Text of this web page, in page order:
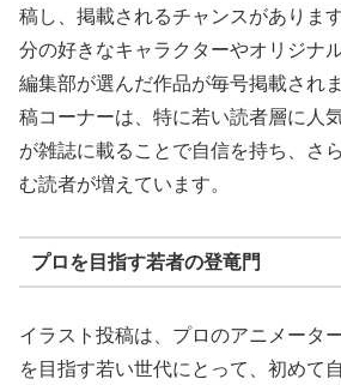
稿し、掲載されるチャンスがありま
分の好きなキャラクターやオリジナ
編集部が選んだ作品が毎号掲載され
稿コーナーは、特に若い読者層に人
が雑誌に載ることで自信を持ち、さ
む読者が増えています。
プロを目指す若者の登竜門
イラスト投稿は、プロのアニメータ
を目指す若い世代にとって、初めて